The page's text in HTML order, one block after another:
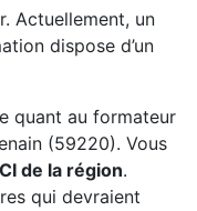
Actuellement, un
dispose d’un
quant au formateur
(59220). Vous
de la région.
qui devraient